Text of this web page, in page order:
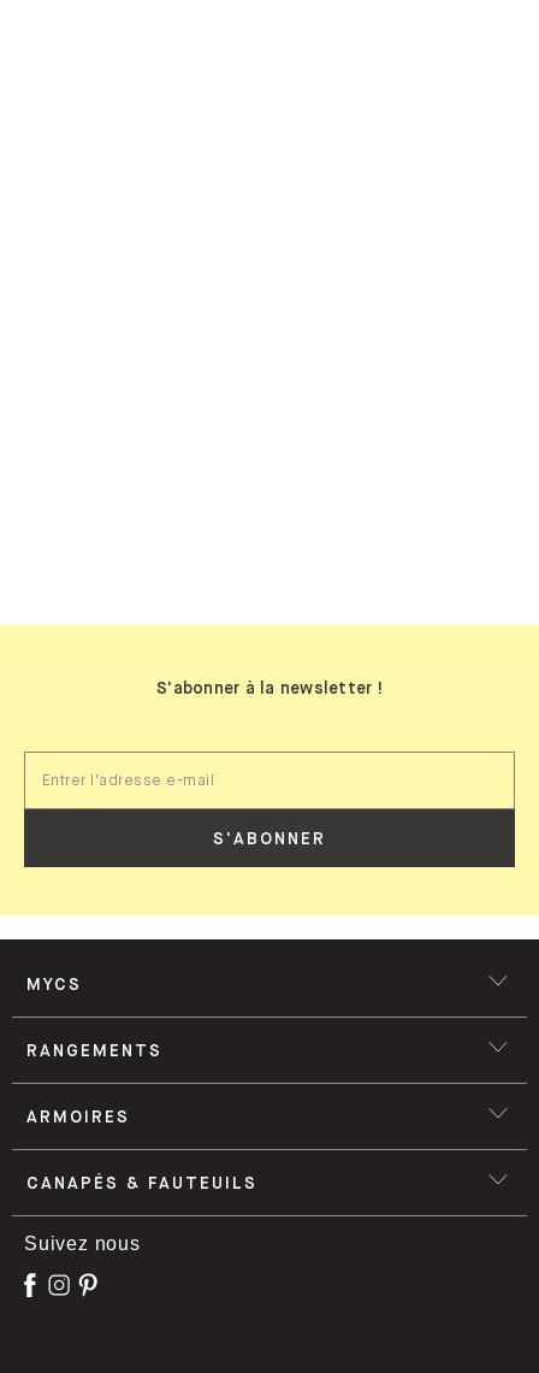
S'abonner à la newsletter !
S'ABONNER
MYCS
RANGEMENTS
ARMOIRES
CANAPÉS & FAUTEUILS
Suivez nous